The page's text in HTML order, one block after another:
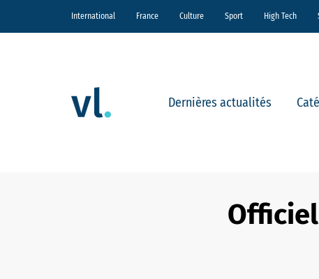
International France Culture Sport High Tech
Dernières actualités